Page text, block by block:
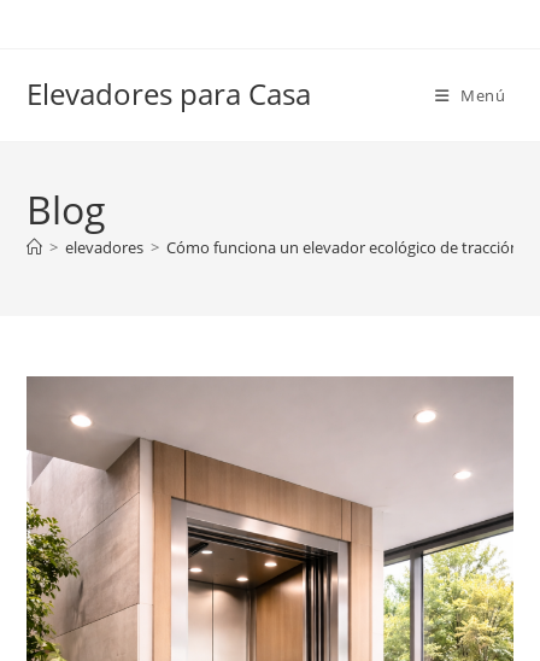
Elevadores para Casa Menú
Blog
> elevadores > Cómo funciona un elevador ecológico de tracción